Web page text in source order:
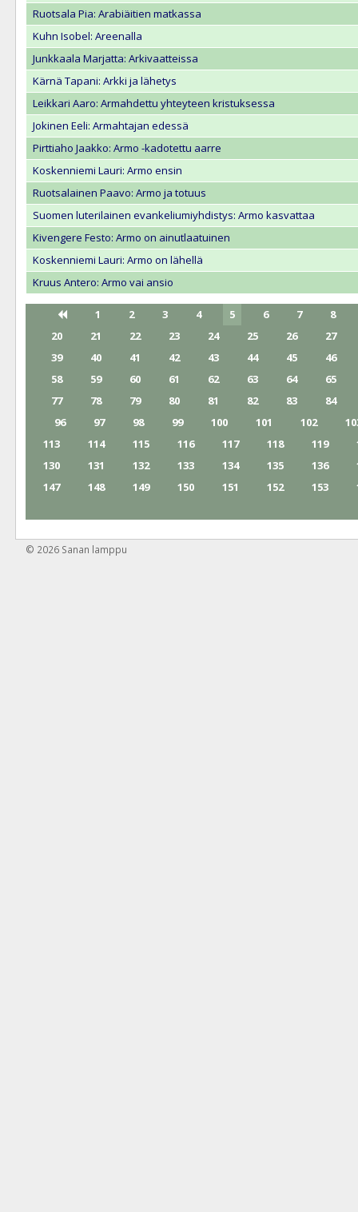
Ruotsala Pia: Arabiäitien matkassa
Kuhn Isobel: Areenalla
Junkkaala Marjatta: Arkivaatteissa
Kärnä Tapani: Arkki ja lähetys
Leikkari Aaro: Armahdettu yhteyteen kristuksessa
Jokinen Eeli: Armahtajan edessä
Pirttiaho Jaakko: Armo -kadotettu aarre
Koskenniemi Lauri: Armo ensin
Ruotsalainen Paavo: Armo ja totuus
Suomen luterilainen evankeliumiyhdistys: Armo kasvattaa
Kivengere Festo: Armo on ainutlaatuinen
Koskenniemi Lauri: Armo on lähellä
Kruus Antero: Armo vai ansio
1 2 3 4 5 6 7
8
20
21 22 23 24 25 26
27
39
40 41 42 43 44 45
46
58
59 60 61 62 63 64
65
77
78 79 80 81 82 83
84
96
97 98 99 100 101 102
113
114 115 116 117 118 119
130
131 132 133 134 135 136
147
148 149 150 151 152 153
© 2026 Sanan lamppu